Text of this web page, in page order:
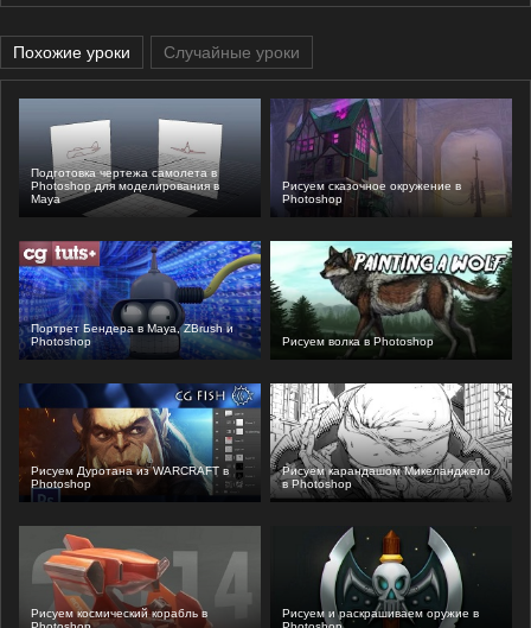
Похожие уроки Случайные уроки
Подготовка чертежа самолета в
Photoshop для моделирования в
Maya
Рисуем сказочное окружение в
Photoshop
Портрет Бендера в Maya, ZBrush и
Photoshop
Рисуем волка в Photoshop
Рисуем Дуротана из WARCRAFT в
Photoshop
Рисуем карандашом Микеланджело
в Photoshop
Рисуем космический корабль в
Рисуем и раскрашиваем оружие в